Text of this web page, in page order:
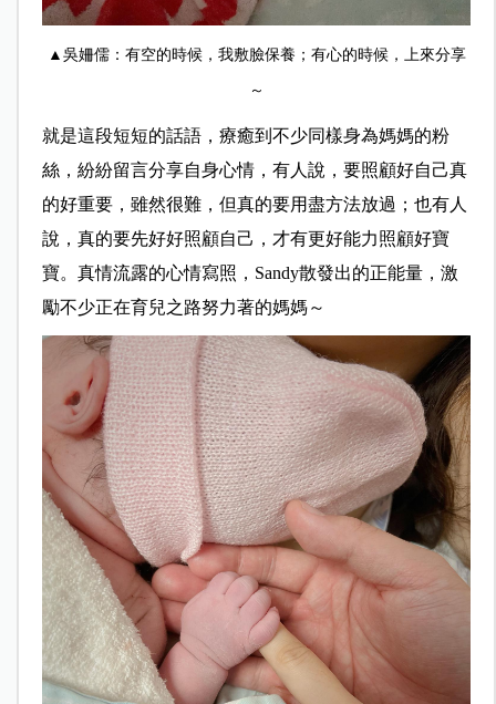
▲吳姍儒：有空的時候，我敷臉保養；有心的時候，上來分享
～
就是這段短短的話語，療癒到不少同樣身為媽媽的粉
絲，紛紛留言分享自身心情，有人說，要照顧好自己真
的好重要，雖然很難，但真的要用盡方法放過；也有人
說，真的要先好好照顧自己，才有更好能力照顧好寶
寶。真情流露的心情寫照，Sandy散發出的正能量，激
勵不少正在育兒之路努力著的媽媽～